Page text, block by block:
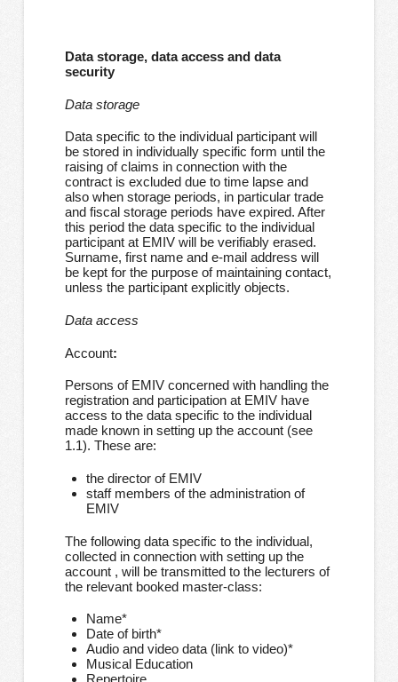
Data storage, data access and data
security
Data storage
Data specific to the individual participant will
be stored in individually specific form until the
raising of claims in connection with the
contract is excluded due to time lapse and
also when storage periods, in particular trade
and fiscal storage periods have expired. After
this period the data specific to the individual
participant at EMIV will be verifiably erased.
Surname, first name and e-mail address will
be kept for the purpose of maintaining contact,
unless the participant explicitly objects.
Data access
Account:
Persons of EMIV concerned with handling the
registration and participation at EMIV have
access to the data specific to the individual
made known in setting up the account (see
1.1). These are:
the director of EMIV
staff members of the administration of
EMIV
The following data specific to the individual,
collected in connection with setting up the
account , will be transmitted to the lecturers of
the relevant booked master-class:
Name*
Date of birth*
Audio and video data (link to video)*
Musical Education